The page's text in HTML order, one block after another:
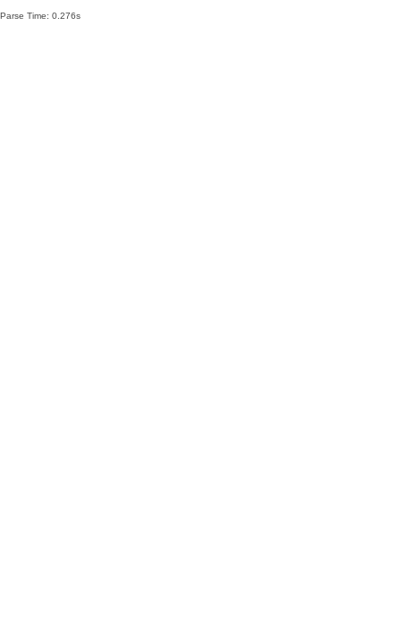
Parse Time: 0.276s